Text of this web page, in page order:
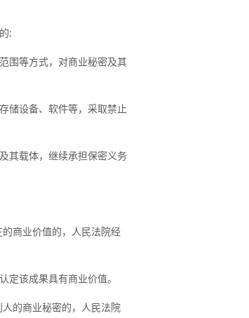
;
围等方式，对商业秘密及其
储设备、软件等，采取禁止
其载体，继续承担保密义务
商业价值的，人民法院经
该成果具有商业价值。
的商业秘密的，人民法院